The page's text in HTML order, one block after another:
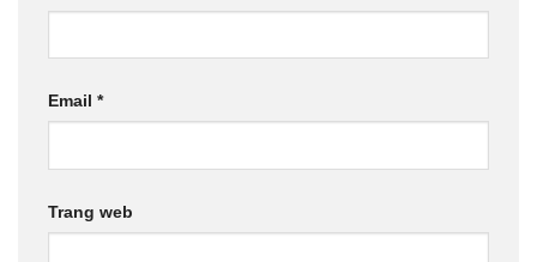
Email *
Trang web